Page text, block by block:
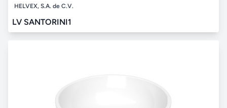
HELVEX, S.A. de C.V.
LV SANTORINI1